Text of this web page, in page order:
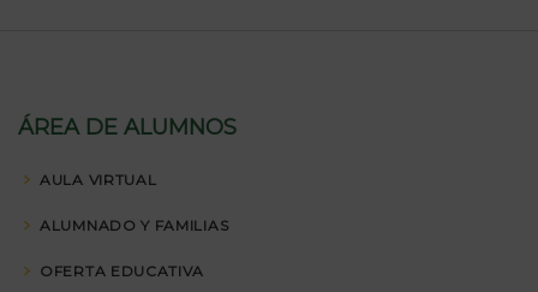
ÁREA DE ALUMNOS
AULA VIRTUAL
ALUMNADO Y FAMILIAS
OFERTA EDUCATIVA